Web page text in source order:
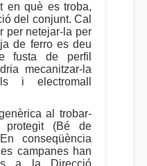
en què es troba,
del conjunt. Cal
per netejar-la per
de ferro es deu
fusta de perfil
mecanitzar-la
i electromall
al trobar-
(Bé de
conseqüència
campanes han